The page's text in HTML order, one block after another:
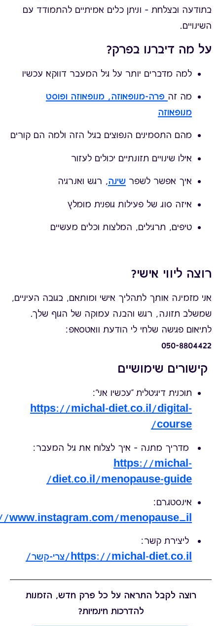
בתודעה ובצלחת – וניתן כלים אמיתיים להתמודד עם
השינויים.
על מה דיברנו בפרק?
למה מדברים יותר על גיל המעבר דווקא עכשיו
מה זה פרה-מנופאוזה, מנופאוזה ופוסט
מנופאוזה
מהם התסמינים הנפוצים בגיל הזה ולמה הם קורים
אילו שינויים תזונתיים יכולים לעזור
איך אפשר לשפר שינה, רגש ואנרגיה
איזה סוג של פעילות גופנית מומלץ
טיפים, תרגילים, המלצות וכלים מעשיים
רוצה ליווי אישי?
אני מזמינה אותך לתהליך אישי ומותאם, בגובה העיניים,
שמשלב תזונה, רגש והבנה עמוקה של הגוף שלך.
לתיאום פגישה שלחי לי הודעת וואטסאפ:
050-8804422
קישורים שימושיים
תוכנית דיגיטלית "עכשיו אני":
https://michal-diet.co.il/digital-
course/
מדריך מתנה – איך לצלוח את גיל המעבר:
https://michal-
diet.co.il/menopause-guide/
אינסטגרם:
www.instagram.com/menopause_il/
ליצירת קשר:
https://michal-diet.co.il/צרי-קשר/
רוצה לקבל התראה על כל פרק חדש, הזמנות
להדרכות חינמיות?